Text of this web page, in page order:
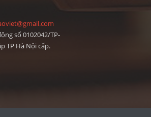
số 0102042/TP-
TP Hà Nội cấp.